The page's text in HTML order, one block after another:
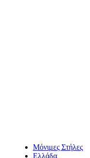
Μόνιμες Στήλες
Ελλάδα